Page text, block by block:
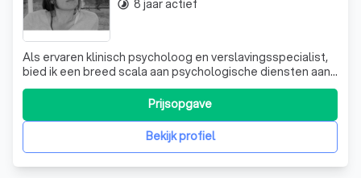
Als ervaren klinisch psycholoog en verslavingsspecialist,
bied ik een breed scala aan psychologische diensten aan.
Mijn opleiding in de klinische psychologie, met een
Freudiaanse oriëntatie, heeft me in staat gesteld om
verschillende stromingen en theorieën te ontdekken en
te omarmen. Ik heb een bijBekijk profiel
Prijsopgave
timelapse 8 jaar actief